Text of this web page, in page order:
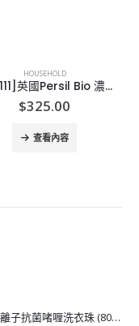
HOUSEHOLD
[E006111]英國Persil Bio 濃度洗衣液-5支
$325.00
查看內容
[J206232] 日本BON BON銀離子抗菌啫喱洗衣珠 (80粒)